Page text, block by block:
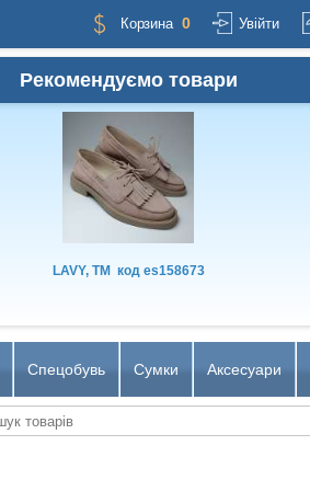
Корзина 0 Увійти
Рекомендуємо товари
LAVY, TM кодes158673
Спецобувь Сумки Аксесуари